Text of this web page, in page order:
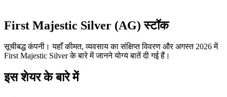
First Majestic Silver (AG) स्टॉक
सूचीबद्ध कंपनी। यहाँ कीमत, व्यवसाय का संक्षिप्त विवरण और अगस्त 2026 में
First Majestic Silver के बारे में जानने योग्य बातें दी गई हैं।
इस शेयर के बारे में